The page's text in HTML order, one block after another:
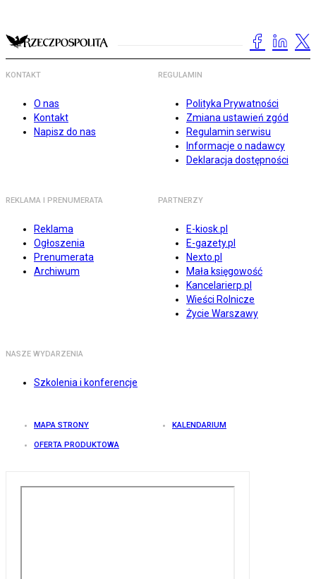
KONTAKT
O nas
Kontakt
Napisz do nas
REGULAMIN
Polityka Prywatności
Zmiana ustawień zgód
Regulamin serwisu
Informacje o nadawcy
Deklaracja dostępności
REKLAMA I PRENUMERATA
Reklama
Ogłoszenia
Prenumerata
Archiwum
PARTNERZY
E-kiosk.pl
E-gazety.pl
Nexto.pl
Mała księgowość
Kancelarierp.pl
Wieści Rolnicze
Życie Warszawy
NASZE WYDARZENIA
Szkolenia i konferencje
MAPA STRONY KALENDARIUM
OFERTA PRODUKTOWA